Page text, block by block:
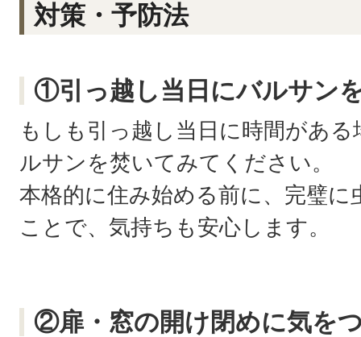
対策・予防法
①引っ越し当日にバルサン
もしも引っ越し当日に時間があ
ルサンを焚いてみてください。
本格的に住み始める前に、完璧
ことで、気持ちも安心します。
②扉・窓の開け閉めに気を